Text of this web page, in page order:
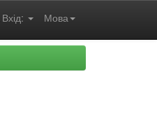
Мова
Вхід: